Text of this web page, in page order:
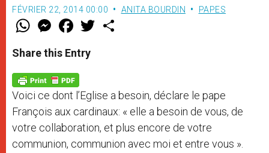
FÉVRIER 22, 2014 00:00 ANITA BOURDIN PAPES
W
t
s
p
p
M
e
s
e
g
e
r
F
a
e
b
o
k
w
Share this Entry
Voici ce dont l’Eglise a besoin, déclare le pape
François aux cardinaux: « elle a besoin de vous, de
votre collaboration, et plus encore de votre
communion, communion avec moi et entre vous ».